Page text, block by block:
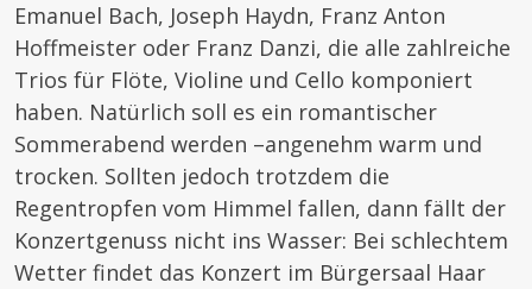
Emanuel Bach, Joseph Haydn, Franz Anton
Hoffmeister oder Franz Danzi, die alle zahlreiche
Trios für Flöte, Violine und Cello komponiert
haben. Natürlich soll es ein romantischer
Sommerabend werden –angenehm warm und
trocken. Sollten jedoch trotzdem die
Regentropfen vom Himmel fallen, dann fällt der
Konzertgenuss nicht ins Wasser: Bei schlechtem
Wetter findet das Konzert im Bürgersaal Haar